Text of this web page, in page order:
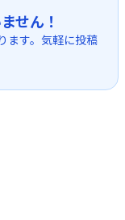
せん！
ます。気軽に投稿